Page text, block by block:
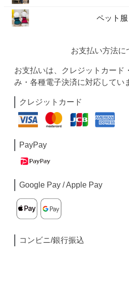
ペット服
お支払い方法に
お支払いは、クレジットカード
み・各種電子決済に対応してい
クレジットカード
PayPay
Google Pay / Apple Pay
コンビニ/銀行振込